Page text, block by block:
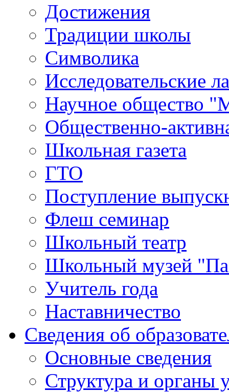
Достижения
Традиции школы
Символика
Исследовательские
Научное общество
Общественно-
Школьная газета
ГТО
Поступление
Флеш семинар
Школьный театр
Школьный музей
Учитель года
Наставничество
Сведения об
Основные сведения
Структура и органы